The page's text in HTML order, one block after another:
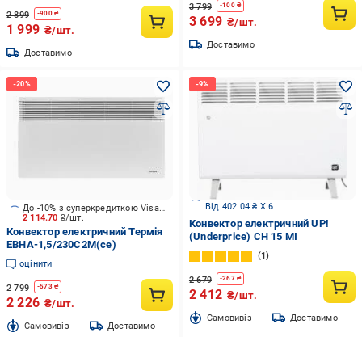
2 899 -900₴
1 999 ₴/шт.
Доставимо
3 799 -100₴
3 699 ₴/шт.
Доставимо
2 114.70 ₴/шт.
До -10% з суперкредиткою Visa Вигода
Конвектор електричний Термія
ЕВНА-1,5/230С2M(се)
оцінити
2 799 -573₴
2 226 ₴/шт.
Cамовивіз Доставимо
Від 402.04 ₴ X 6
Конвектор електричний UP!
(Underprice) CH 15 MI
1
2 679 -267₴
2 412 ₴/шт.
Cамовивіз Доставимо